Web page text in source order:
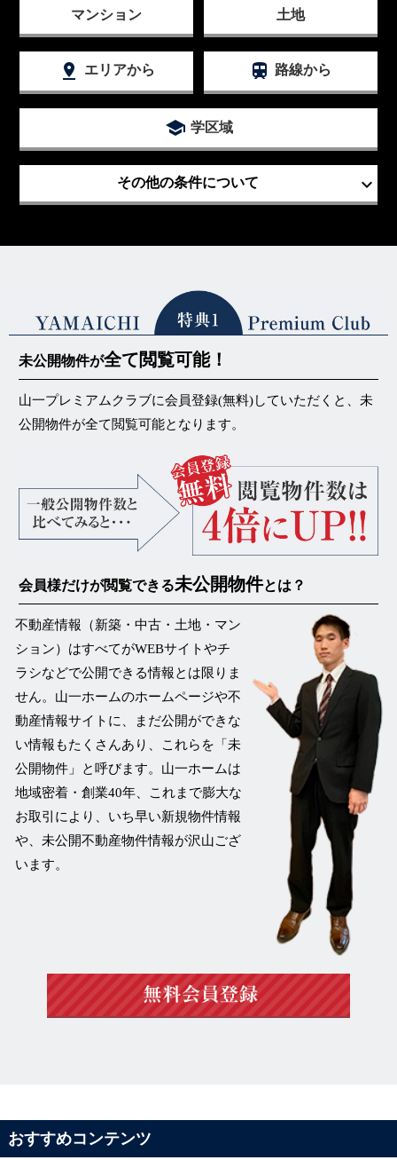
マンション 土地
pin_drop エリアから train 路線から
school 学区域
その他の条件について keyboard_arrow_down
未公開物件が全て閲覧可能！
山一プレミアムクラブに会員登録(無料)していただくと、未
公開物件が全て閲覧可能となります。
会員様だけが閲覧できる未公開物件とは？
不動産情報（新築・中古・土地・マン
ション）はすべてがWEBサイトやチ
ラシなどで公開できる情報とは限りま
せん。山一ホームのホームページや不
動産情報サイトに、まだ公開ができな
い情報もたくさんあり、これらを 「未
公開物件」
と呼びます。山一ホームは
地域密着・創業40年、これまで膨大な
お取引により、いち早い新規物件情報
や、未公開不動産物件情報が沢山ござ
います。
おすすめコンテンツ